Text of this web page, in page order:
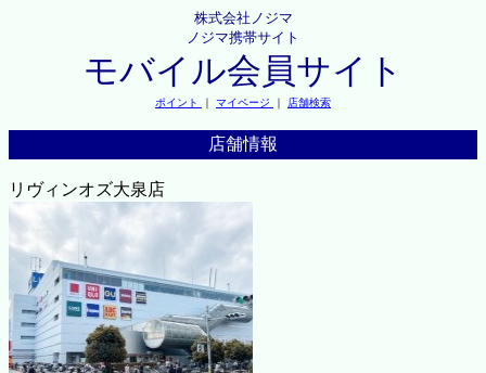
株式会社ノジマ
ノジマ携帯サイト
モバイル会員サイト
ポイント ｜ マイページ ｜ 店舗検索
店舗情報
リヴィンオズ大泉店